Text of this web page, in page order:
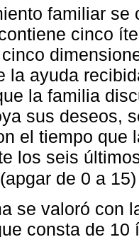
familiar se
cinco
la ayuda
la familia
sus deseos,
el tiempo que
los seis
de 0 a
se valoró con
consta de